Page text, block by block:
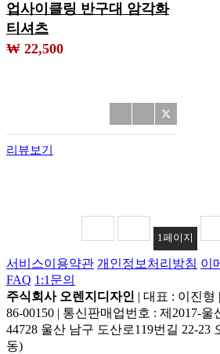
업사이클링 반구대 암각화
티셔츠
₩ 22,500
리뷰보기
1페이지
서비스이용약관 개인정보처리방침 이
FAQ 1:1문의
주식회사 오렌지디자인 | 대표 : 이진형 |
86-00150 | 통신판매업번호 : 제2017-울
44728 울산 남구 도산로119번길 22-23
동)